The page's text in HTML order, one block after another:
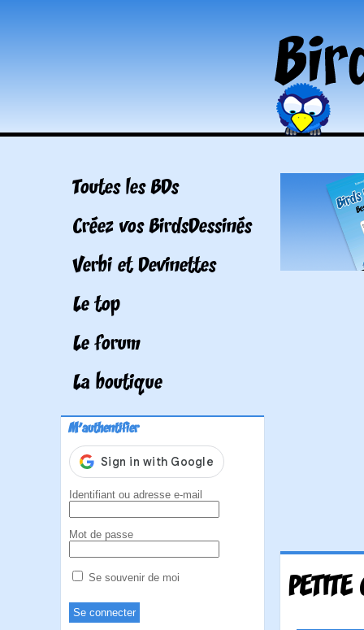
Toutes les BDs
Créez vos BirdsDessinés
Verbi et Devinettes
Le top
Le forum
La boutique
M'authentifier
Identifiant ou adresse e-mail
Mot de passe
Se souvenir de moi